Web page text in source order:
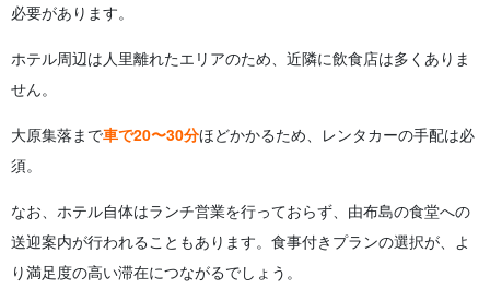
必要があります。
ホテル周辺は人里離れたエリアのため、近隣に飲食店は多くありま
せん。
大原集落まで車で20〜30分ほどかかるため、レンタカーの手配は必
須。
なお、ホテル自体はランチ営業を行っておらず、由布島の食堂への
送迎案内が行われることもあります。食事付きプランの選択が、よ
り満足度の高い滞在につながるでしょう。